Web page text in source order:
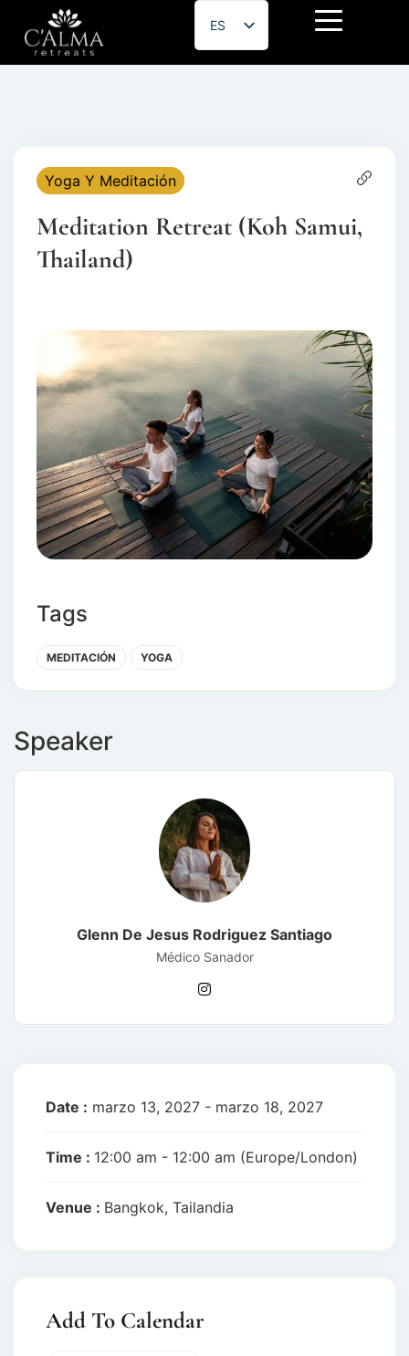
ES
EN
Yoga Y Meditación
Meditation Retreat (Koh Samui,
Thailand)
Tags
MEDITACIÓN YOGA
Speaker
Glenn De Jesus Rodriguez Santiago
Médico Sanador
Date : marzo 13, 2027 - marzo 18, 2027
Time : 12:00 am - 12:00 am (Europe/London)
Venue : Bangkok, Tailandia
Add To Calendar